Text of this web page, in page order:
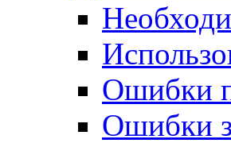
Ошибки
Ошибки